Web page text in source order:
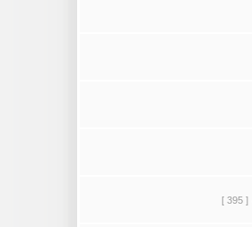
[ 395 ]